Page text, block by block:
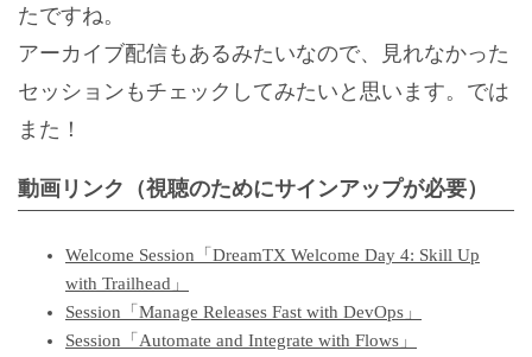
たですね。
アーカイブ配信もあるみたいなので、見れなかった
セッションもチェックしてみたいと思います。では
また！
動画リンク（視聴のためにサインアップが必要）
Welcome Session「DreamTX Welcome Day 4: Skill Up
with Trailhead」
Session「Manage Releases Fast with DevOps」
Session「Automate and Integrate with Flows」